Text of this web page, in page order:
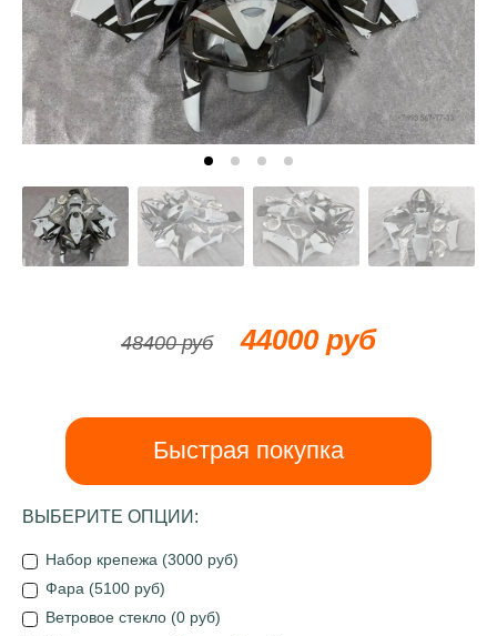
48400 руб 44000 руб
Быстрая покупка
ВЫБЕРИТЕ ОПЦИИ:
Набор крепежа (3000 руб)
Фара (5100 руб)
Ветровое стекло (0 руб)